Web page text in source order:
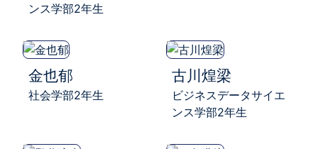
ンス学部2年生
金也郁
社会学部2年生
古川煌梁
ビジネスデータサイエ
ンス学部2年生